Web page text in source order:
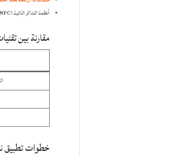
أنظمة التذاكر الذكية (RFID/NFC):
مقارنة بين
خطوات تطبيق